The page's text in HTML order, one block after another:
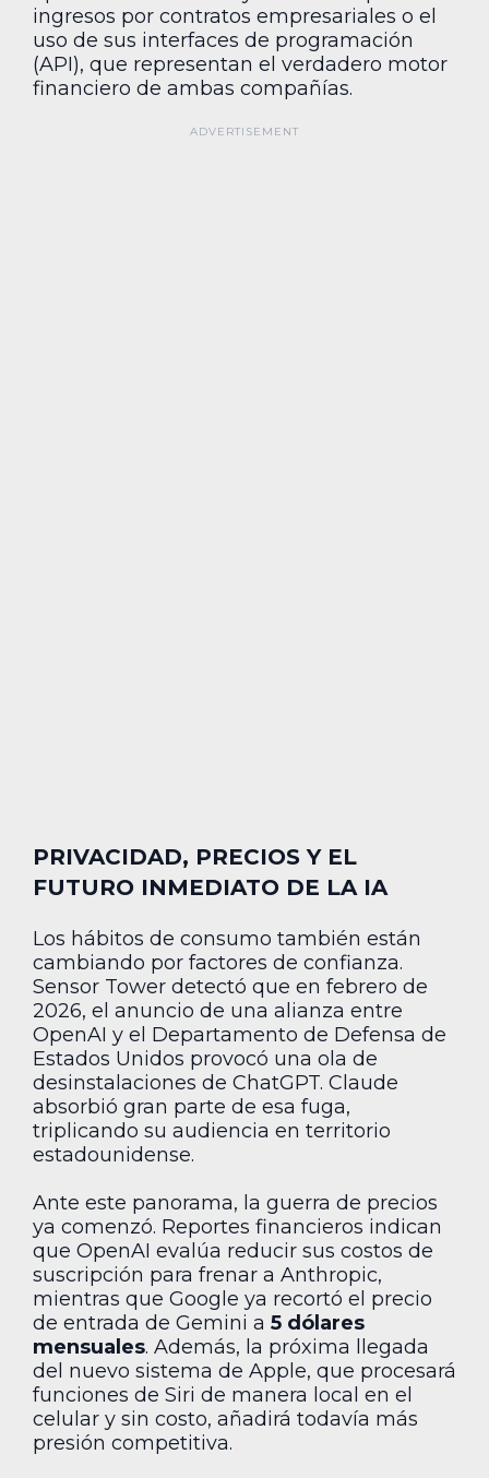
ingresos por contratos empresariales o el
uso de sus interfaces de programación
(API), que representan el verdadero motor
financiero de ambas compañías.
PRIVACIDAD, PRECIOS Y EL
FUTURO INMEDIATO DE LA IA
Los hábitos de consumo también están
cambiando por factores de confianza.
Sensor Tower detectó que en febrero de
2026, el anuncio de una alianza entre
OpenAI y el Departamento de Defensa de
Estados Unidos provocó una ola de
desinstalaciones de ChatGPT. Claude
absorbió gran parte de esa fuga,
triplicando su audiencia en territorio
estadounidense.
Ante este panorama, la guerra de precios
ya comenzó. Reportes financieros indican
que OpenAI evalúa reducir sus costos de
suscripción para frenar a Anthropic,
mientras que Google ya recortó el precio
de entrada de Gemini a 5 dólares
mensuales. Además, la próxima llegada
del nuevo sistema de Apple, que procesará
funciones de Siri de manera local en el
celular y sin costo, añadirá todavía más
presión competitiva.